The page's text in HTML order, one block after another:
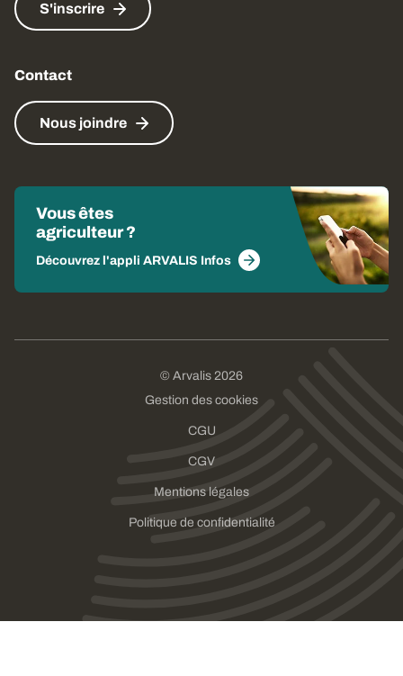
S'inscrire
Contact
Nous joindre
Vous êtes
agriculteur ?
Découvrez l'appli ARVALIS Infos
© Arvalis 2026
Gestion des cookies
CGU
CGV
Mentions légales
Politique de confidentialité